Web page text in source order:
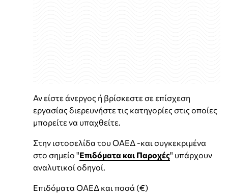
Αν είστε άνεργος ή βρίσκεστε σε επίσχεση
εργασίας διερευνήστε τις κατηγορίες στις οποίες
μπορείτε να υπαχθείτε.
Στην ιστοσελίδα του ΟΑΕΔ -και συγκεκριμένα
στο σημείο "Επιδόματα και Παροχές" υπάρχουν
αναλυτικοί οδηγοί.
Επιδόματα ΟΑΕΔ και ποσά (€)